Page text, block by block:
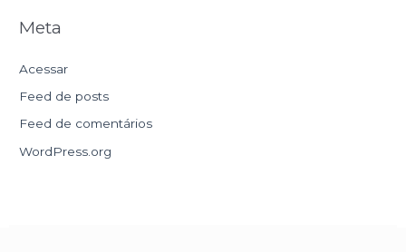
Meta
Acessar
Feed de posts
Feed de comentários
WordPress.org